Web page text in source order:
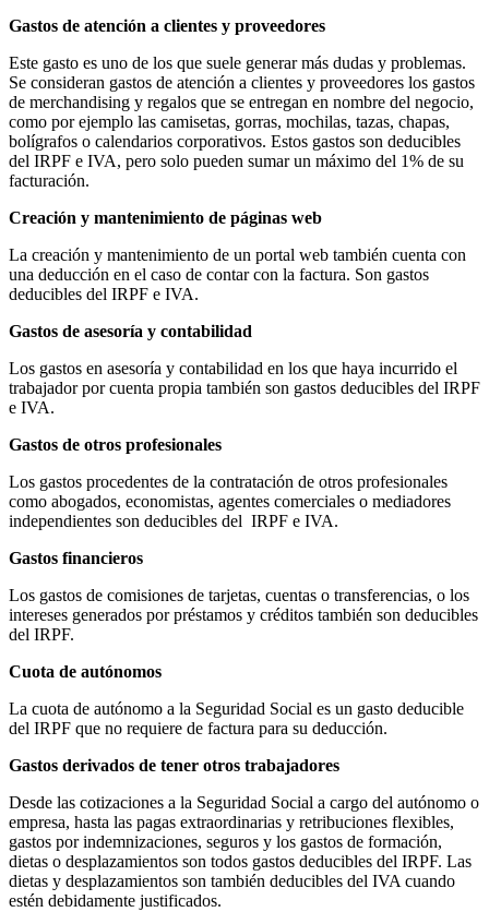
Gastos de atención a clientes y proveedores
Este gasto es uno de los que suele generar más dudas y problemas.
Se consideran gastos de atención a clientes y proveedores los gastos
de merchandising y regalos que se entregan en nombre del negocio,
como por ejemplo las camisetas, gorras, mochilas, tazas, chapas,
bolígrafos o calendarios corporativos. Estos gastos son deducibles
del IRPF e IVA, pero solo pueden sumar un máximo del 1% de su
facturación.
Creación y mantenimiento de páginas web
La creación y mantenimiento de un portal web también cuenta con
una deducción en el caso de contar con la factura. Son gastos
deducibles del IRPF e IVA.
Gastos de asesoría y contabilidad
Los gastos en asesoría y contabilidad en los que haya incurrido el
trabajador por cuenta propia también son gastos deducibles del IRPF
e IVA.
Gastos de otros profesionales
Los gastos procedentes de la contratación de otros profesionales
como abogados, economistas, agentes comerciales o mediadores
independientes son deducibles del IRPF e IVA.
Gastos financieros
Los gastos de comisiones de tarjetas, cuentas o transferencias, o los
intereses generados por préstamos y créditos también son deducibles
del IRPF.
Cuota de autónomos
La cuota de autónomo a la Seguridad Social es un gasto deducible
del IRPF que no requiere de factura para su deducción.
Gastos derivados de tener otros trabajadores
Desde las cotizaciones a la Seguridad Social a cargo del autónomo o
empresa, hasta las pagas extraordinarias y retribuciones flexibles,
gastos por indemnizaciones, seguros y los gastos de formación,
dietas o desplazamientos son todos gastos deducibles del IRPF. Las
dietas y desplazamientos son también deducibles del IVA cuando
estén debidamente justificados.